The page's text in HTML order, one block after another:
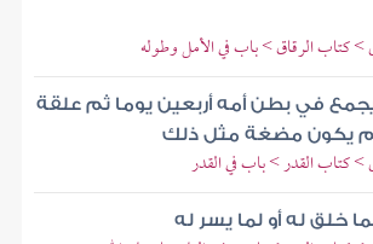
كتاب الرقاق > باب في الأمل وطوله
في بطن أمه أربعين يوما ثم علقة
يكون مضغة مثل ذلك
كتاب القدر > باب في القدر
خلق له أو لما يسر له